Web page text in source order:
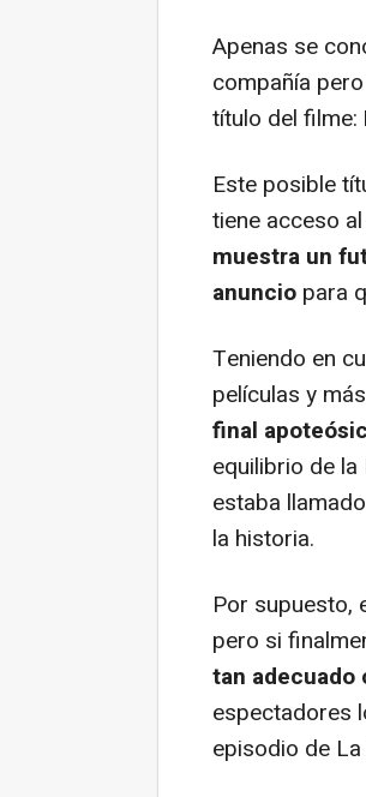
Apenas se
compañía
título del filme:
Este posible
tiene acceso
muestra un
anuncio para
Teniendo en
películas y
final
equilibrio de
estaba
la historia.
Por supuesto,
pero si
tan
espectadores
episodio de